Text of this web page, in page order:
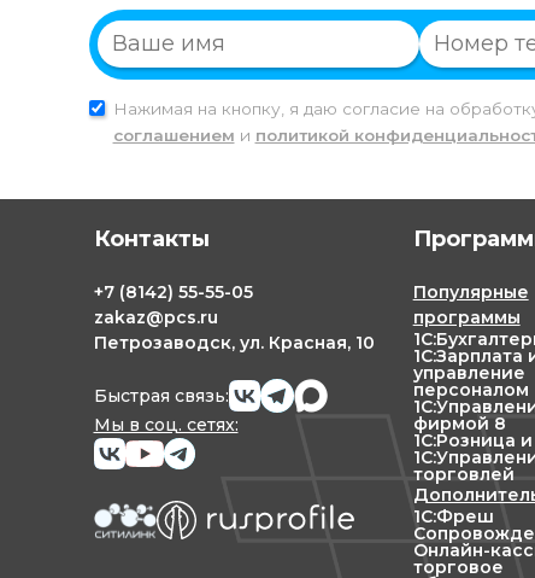
Нажимая на кнопку, я даю согласие на
соглашением и политикой
Контакты
+7 (8142) 55-55-05
zakaz@pcs.ru
Петрозаводск, ул. Красная, 10
Быстрая связь:
Мы в соц. сетях:
Популярные
программы
1С:Зарплата
управление
персоналом
фирмой 8
1С:Розница и
торговлей
1С:Фреш
Онлайн-
торговое